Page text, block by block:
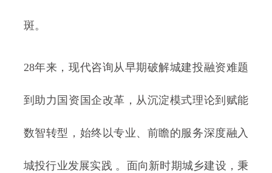
斑。
28年来，现代咨询从早期破解城建投融资难题
到助力国资国企改革，从沉淀模式理论到赋能
数智转型，始终以专业、前瞻的服务深度融入
城投行业发展实践 。面向新时期城乡建设，秉